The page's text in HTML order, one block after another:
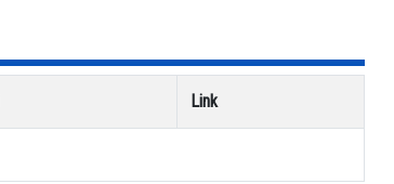
Link